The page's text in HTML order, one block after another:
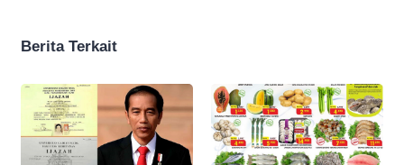
Berita Terkait